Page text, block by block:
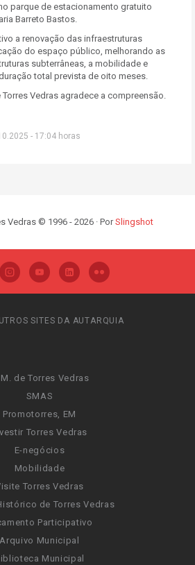
parque de estacionamento gratuito
Barreto Bastos.
a renovação das infraestruturas
do espaço público, melhorando as
subterrâneas, a mobilidade e
total prevista de oito meses.
Vedras agradece a compreensão.
- 17:04 horas
Vedras © 1996 - 2026 · PorSlingshot
SITES DA AUTARQUIA
M. de Torres Vedras
SMAS
Promotorres, EM
Torres Vedras
E-negócios
Mobilidade
Torres Vedras
de Torres Vedras
Participativo
Arquivo Municipal
Municipal